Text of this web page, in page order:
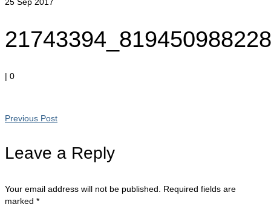
| 0
Previous Post
Leave a Reply
Your email address will not be published.
Required fields are
marked *